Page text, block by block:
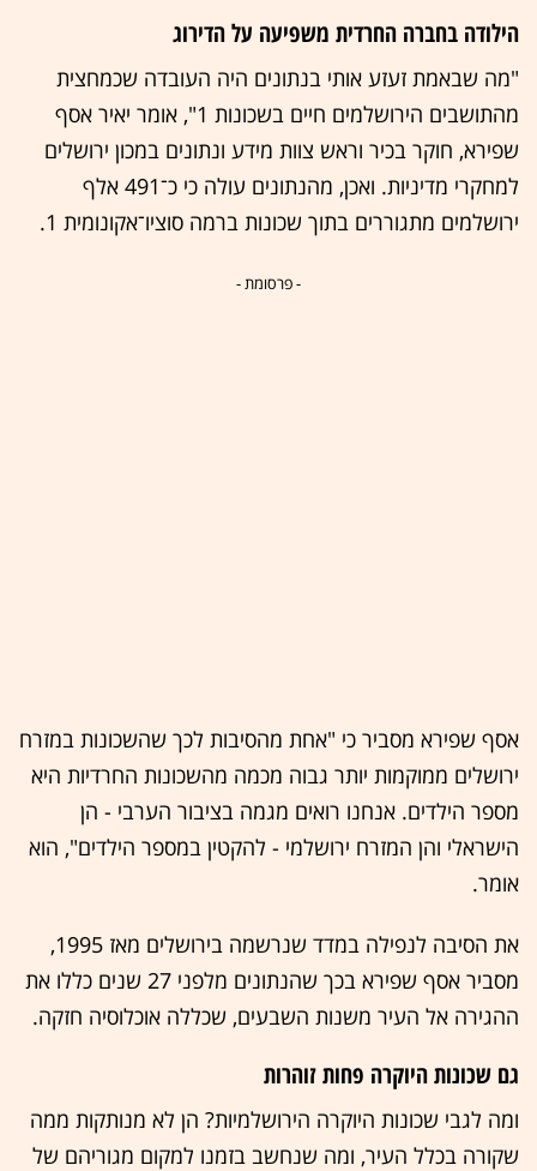
הילודה בחברה החרדית משפיעה על הדירוג
"מה שבאמת זעזע אותי בנתונים היה העובדה שכמחצית
מהתושבים הירושלמים חיים בשכונות 1", אומר יאיר אסף
שפירא, חוקר בכיר וראש צוות מידע ונתונים במכון ירושלים
למחקרי מדיניות. ואכן, מהנתונים עולה כי כ־491 אלף
ירושלמים מתגוררים בתוך שכונות ברמה סוציו־אקונומית 1.
- פרסומת -
אסף שפירא מסביר כי "אחת מהסיבות לכך שהשכונות במזרח
ירושלים ממוקמות יותר גבוה מכמה מהשכונות החרדיות היא
מספר הילדים. אנחנו רואים מגמה בציבור הערבי - הן
הישראלי והן המזרח ירושלמי - להקטין במספר הילדים", הוא
אומר.
את הסיבה לנפילה במדד שנרשמה בירושלים מאז 1995,
מסביר אסף שפירא בכך שהנתונים מלפני 27 שנים כללו את
ההגירה אל העיר משנות השבעים, שכללה אוכלוסיה חזקה.
גם שכונות היוקרה פחות זוהרות
ומה לגבי שכונות היוקרה הירושלמיות? הן לא מנותקות ממה
שקורה בכלל העיר, ומה שנחשב בזמנו למקום מגוריהם של